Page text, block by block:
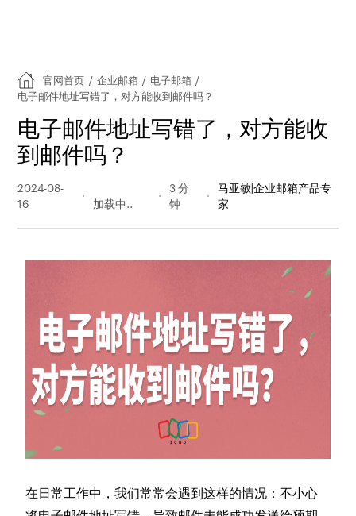
官网首页 / 企业邮箱 / 电子邮箱 /
电子邮件地址写错了，对方能收到邮件吗？
电子邮件地址写错了，对方能收
到邮件吗？
2024-08-
16
量
3 分
钟
马亚敏|企业邮箱产品专
家
在日常工作中，我们常常会遇到这样的情况：不小心